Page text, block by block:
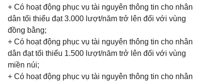
+ Có hoạt động phục vụ tài nguyên thông tin cho nhân
dân tối thiểu đạt 3.000 lượt/năm trở lên đối với vùng
đồng bằng;
+ Có hoạt động phục vụ tài nguyên thông tin cho nhân
dân đạt tối thiểu 1.500 lượt/năm trở lên đối với vùng
miền núi;
+ Có hoạt động phục vụ tài nguyên thông tin cho nhân